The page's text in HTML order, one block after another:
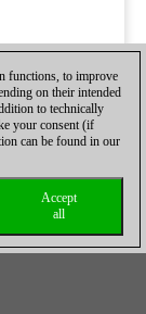
functions, to improve
on their intended
to technically
your consent (if
can be found in our
Accept
all